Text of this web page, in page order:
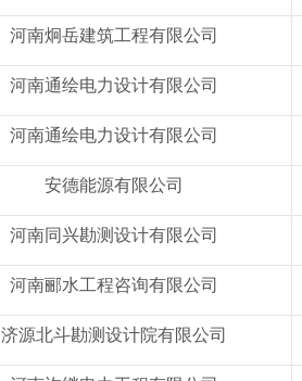
河南炯岳建筑工程有限公司
河南通绘电力设计有限公司
河南通绘电力设计有限公司
安德能源有限公司
河南同兴勘测设计有限公司
河南郦水工程咨询有限公司
济源北斗勘测设计院有限公司